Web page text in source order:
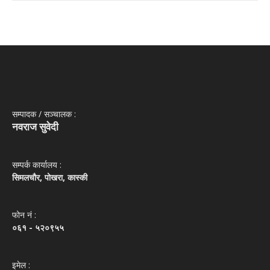
सम्पादक / सञ्‍चालक :
नवराज सुवेदी
सम्पर्क कार्यालय :
सिमलचौर, पोखरा, कास्की
फोन नं‌ :
०६१ - ५२०९५५
इमेल :